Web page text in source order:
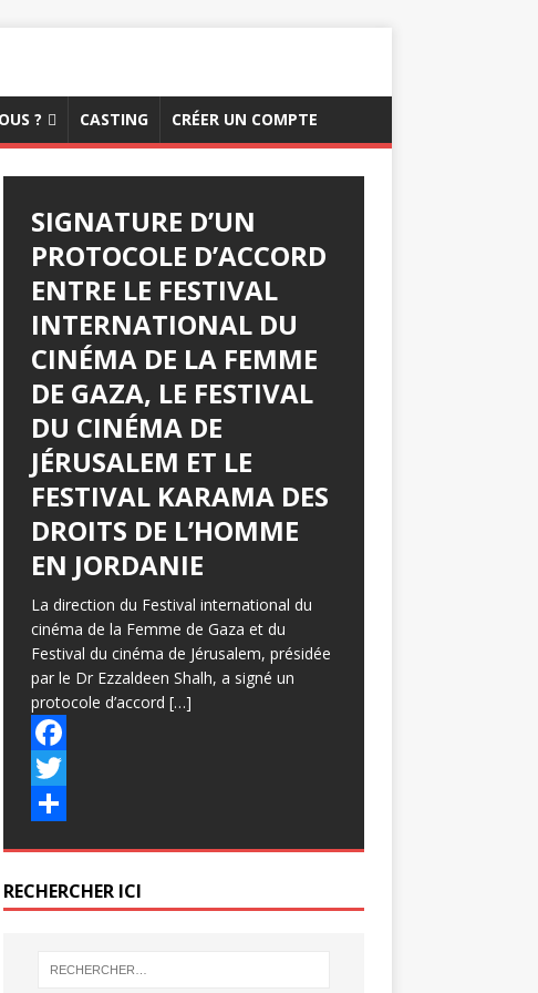
? CASTING CRÉER UN COMPTE
SIGNATURE D’UN
PROTOCOLE D’ACCORD
ENTRE LE FESTIVAL
INTERNATIONAL DU
CINÉMA DE LA FEMME
DE GAZA, LE FESTIVAL
DU CINÉMA DE
JÉRUSALEM ET LE
FESTIVAL KARAMA DES
DROITS DE L’HOMME
EN JORDANIE
La direction du Festival international du
cinéma de la Femme de Gaza et du
Festival du cinéma de Jérusalem, présidée
par le Dr Ezzaldeen Shalh, a signé un
protocole d’accord […]
F
a
b
T
t
r
RECHERCHER ICI